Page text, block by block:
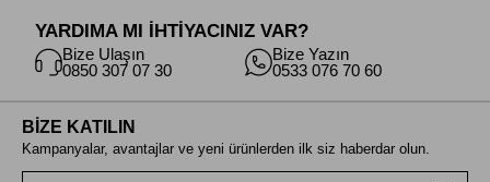
YARDIMA MI İHTİYACINIZ VAR?
Bize Ulaşın
0850 307 07 30
Bize Yazın
0533 076 70 60
BİZE KATILIN
Kampanyalar, avantajlar ve yeni ürünlerden ilk siz haberdar olun.